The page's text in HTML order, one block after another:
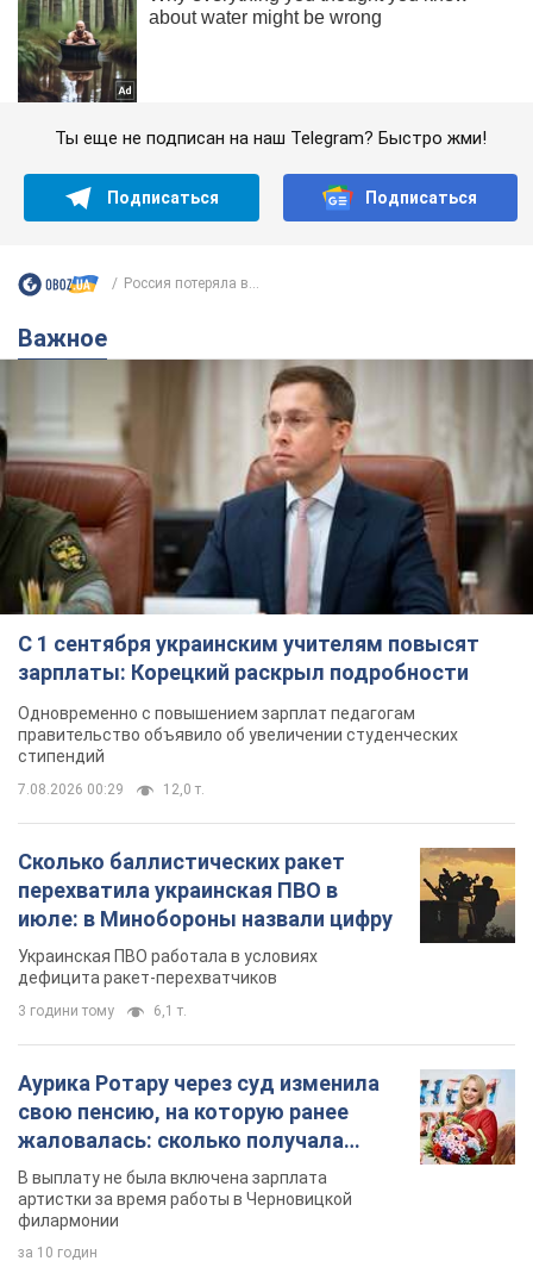
Ты еще не подписан на наш Telegram? Быстро жми!
Подписаться Подписаться
Россия потеряла в...
Важное
С 1 сентября украинским учителям повысят
зарплаты: Корецкий раскрыл подробности
Одновременно с повышением зарплат педагогам
правительство объявило об увеличении студенческих
стипендий
7.08.2026 00:29 12,0 т.
Сколько баллистических ракет
перехватила украинская ПВО в
июле: в Минобороны назвали цифру
Украинская ПВО работала в условиях
дефицита ракет-перехватчиков
3 години тому 6,1 т.
Аурика Ротару через суд изменила
свою пенсию, на которую ранее
жаловалась: сколько получала
певица
В выплату не была включена зарплата
артистки за время работы в Черновицкой
филармонии
за 10 годин